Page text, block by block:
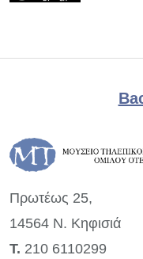
Πρωτέως 25,
14564 Ν. Κηφισιά
Τ. 210 6110299